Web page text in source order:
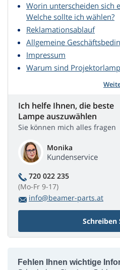
Worin unterscheiden sich
Welche sollte ich wählen?
Reklamationsablauf
Allgemeine
Impressum
Warum sind
Ich helfe Ihnen, die beste
Lampe auszuwählen
Sie können mich alles fragen
Monika
Kundenservice
720 022 235
(Mo-Fr 9-17)
info@beamer-parts.at
Schreiben
Fehlen Ihnen wichtige